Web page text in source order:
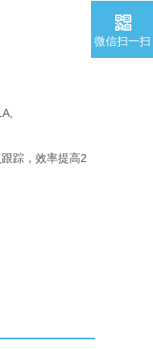
踪，效率提高2
微信扫一扫